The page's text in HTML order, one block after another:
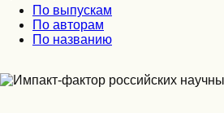
По выпускам
По авторам
По названию